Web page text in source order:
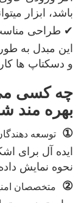
باشد، ابزار
✔ طراحی
این مبدل به
و دسکتاپ ها
چه کسی می
بهره مند
① توسعه
ایده آل برای
نحوه نمایش
② متخصصان